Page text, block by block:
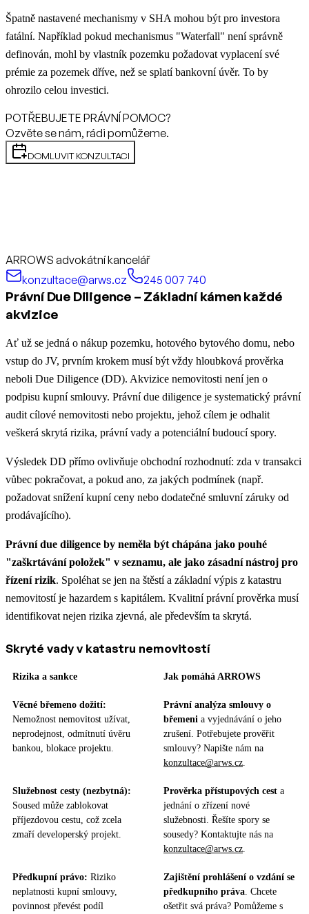
Špatně nastavené mechanismy v SHA mohou být pro investora
fatální. Například pokud mechanismus "Waterfall" není správně
definován, mohl by vlastník pozemku požadovat vyplacení své
prémie za pozemek dříve, než se splatí bankovní úvěr. To by
ohrozilo celou investici.
POTŘEBUJETE PRÁVNÍ POMOC?
Ozvěte se nám, rádi pomůžeme.
DOMLUVIT KONZULTACI
ARROWS advokátní kancelář
konzultace@arws.cz
245 007 740
Právní Due Diligence – Základní kámen každé
akvizice
Ať už se jedná o nákup pozemku, hotového bytového domu, nebo
vstup do JV, prvním krokem musí být vždy hloubková prověrka
neboli Due Diligence (DD). Akvizice nemovitosti není jen o
podpisu kupní smlouvy. Právní due diligence je systematický právní
audit cílové nemovitosti nebo projektu, jehož cílem je odhalit
veškerá skrytá rizika, právní vady a potenciální budoucí spory.
Výsledek DD přímo ovlivňuje obchodní rozhodnutí: zda v transakci
vůbec pokračovat, a pokud ano, za jakých podmínek (např.
požadovat snížení kupní ceny nebo dodatečné smluvní záruky od
prodávajícího).
Právní due diligence by neměla být chápána jako pouhé
"zaškrtávání položek" v seznamu, ale jako zásadní nástroj pro
řízení rizik. Spoléhat se jen na štěstí a základní výpis z katastru
nemovitostí je hazardem s kapitálem. Kvalitní právní prověrka musí
identifikovat nejen rizika zjevná, ale především ta skrytá.
Skryté vady v katastru nemovitostí
Rizika a sankce Jak pomáhá ARROWS
Věcné břemeno dožití:
Nemožnost nemovitost užívat,
neprodejnost, odmítnutí úvěru
bankou, blokace projektu.
Právní analýza smlouvy o
břemeni a vyjednávání o jeho
zrušení. Potřebujete prověřit
smlouvy? Napište nám na
konzultace@arws.cz
Služebnost cesty (nezbytná):
Soused může zablokovat
příjezdovou cestu, což zcela
zmaří developerský projekt.
Prověrka přístupových cest a
jednání o zřízení nové
služebnosti. Řešíte spory se
sousedy? Kontaktujte nás na
konzultace@arws.cz
Předkupní právo: Riziko
neplatnosti kupní smlouvy,
povinnost převést podíl
Zajištění prohlášení o vzdání se
předkupního práva . Chcete
ošetřit svá práva? Pomůžeme s